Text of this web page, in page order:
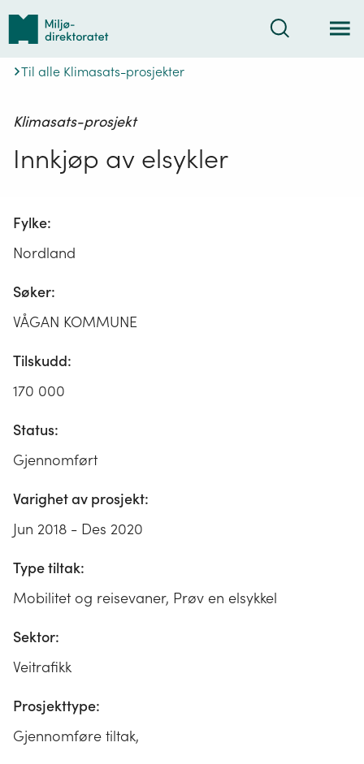
Tilbake
forsiden
Søk
Til alle Klimasats-prosjekter
Klimasats-prosjekt
Innkjøp av elsykler
Fylke:
Nordland
Søker:
VÅGAN KOMMUNE
Tilskudd:
170 000
Status:
Gjennomført
Varighet av prosjekt:
Jun 2018 - Des 2020
Type tiltak:
Mobilitet og reisevaner, Prøv en elsykkel
Sektor:
Veitrafikk
Prosjekttype:
Gjennomføre tiltak,